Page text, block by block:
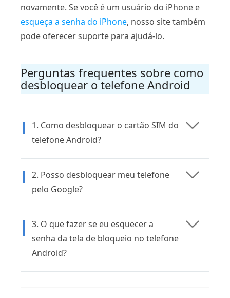
novamente. Se você é um usuário do iPhone e
esqueça a senha do iPhone, nosso site também
pode oferecer suporte para ajudá-lo.
Perguntas frequentes sobre como
desbloquear o telefone Android
1. Como desbloquear o cartão SIM do
telefone Android?
2. Posso desbloquear meu telefone
pelo Google?
3. O que fazer se eu esquecer a
senha da tela de bloqueio no telefone
Android?